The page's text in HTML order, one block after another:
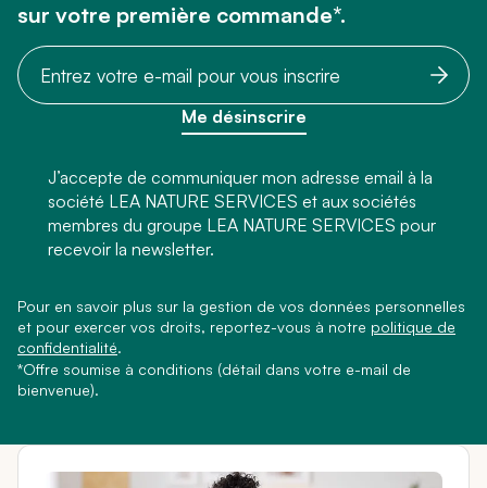
sur votre première commande*.
Me désinscrire
J’accepte de communiquer mon adresse email à la
société LEA NATURE SERVICES et aux sociétés
membres du groupe LEA NATURE SERVICES pour
recevoir la newsletter.
Pour en savoir plus sur la gestion de vos données personnelles
et pour exercer vos droits, reportez-vous à notre politique de
confidentialité.
*Offre soumise à conditions (détail dans votre e-mail de
bienvenue).